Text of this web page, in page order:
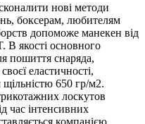
нові методи
боксерам, любителям
допоможе манекен від
В якості основного
пошиття снаряда,
еластичності,
650 гр/м2.
лоскутов
час інтенсивних
компанією